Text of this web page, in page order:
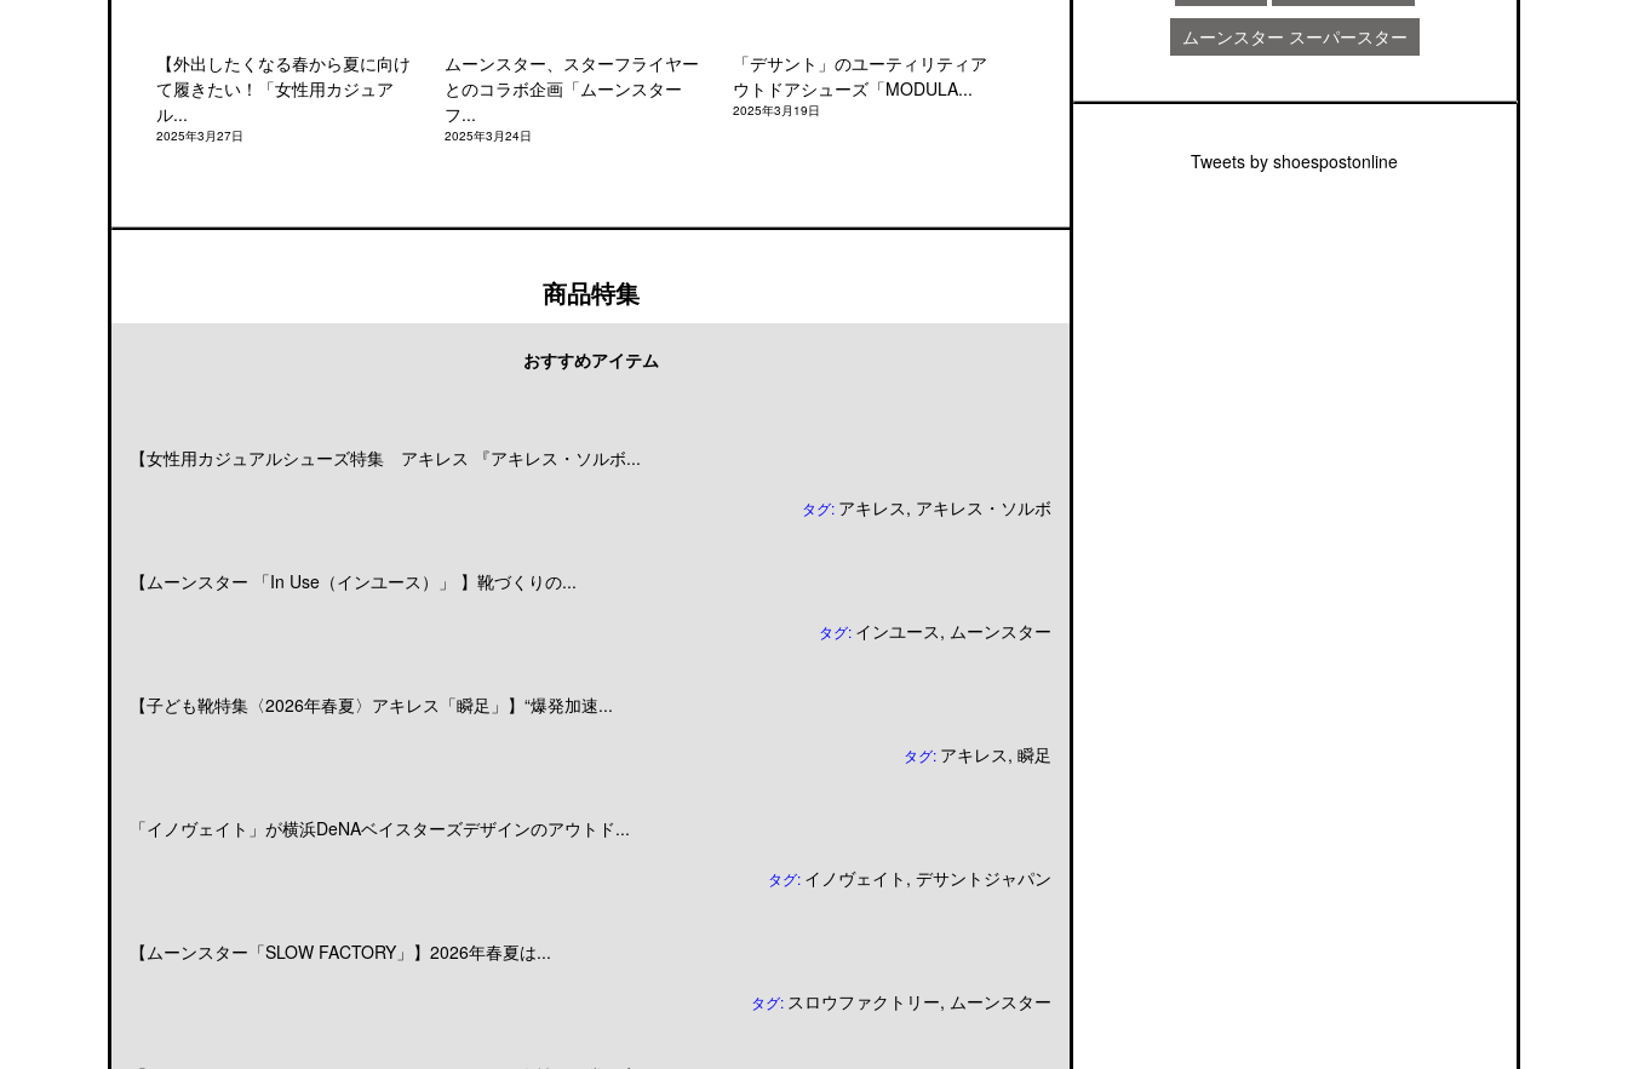
【外出したくなる春から夏に向け
て履きたい！「女性用カジュア
ル...
2025年3月27日
ムーンスター、スターフライヤー
とのコラボ企画「ムーンスター
フ...
2025年3月24日
「デサント」のユーティリティア
ウトドアシューズ「MODULA...
2025年3月19日
商品特集
おすすめアイテム
【女性用カジュアルシューズ特集 アキレス 『アキレス・ソルボ...
タグ: アキレス, アキレス・ソルボ
【ムーンスター 「In Use（インユース）」 】靴づくりの...
タグ: インユース, ムーンスター
【子ども靴特集〈2026年春夏〉アキレス「瞬足」】“爆発加速...
タグ: アキレス, 瞬足
「イノヴェイト」が横浜DeNAベイスターズデザインのアウトド...
タグ: イノヴェイト , デサントジャパン
【ムーンスター「SLOW FACTORY」】2026年春夏は...
タグ: スロウファクトリー, ムーンスター
ムーンスター スーパースター
Tweets by shoespostonline